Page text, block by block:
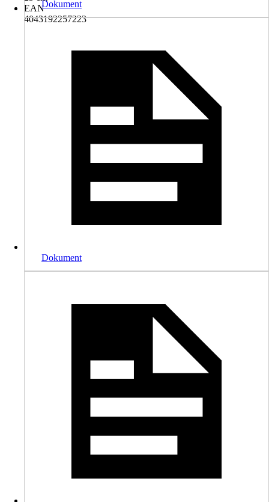
EAN
4043192257223
Dokument
Dokument